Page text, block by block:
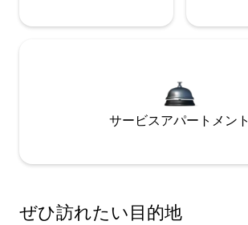
サービスアパートメント
ぜひ訪⁠れ⁠た⁠い目⁠的⁠地